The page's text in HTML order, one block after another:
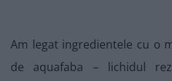
Am legat ingredientele cu o
de aquafaba – lichidul